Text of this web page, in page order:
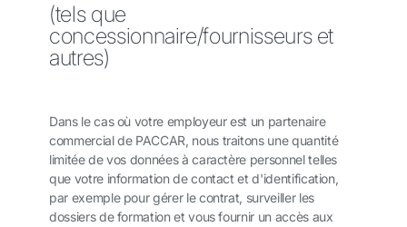
(tels que
concessionnaire/fournisseurs et
autres)
Dans le cas où votre employeur est un partenaire
commercial de PACCAR, nous traitons une quantité
limitée de vos données à caractère personnel telles
que votre information de contact et d'identification,
par exemple pour gérer le contrat, surveiller les
dossiers de formation et vous fournir un accès aux